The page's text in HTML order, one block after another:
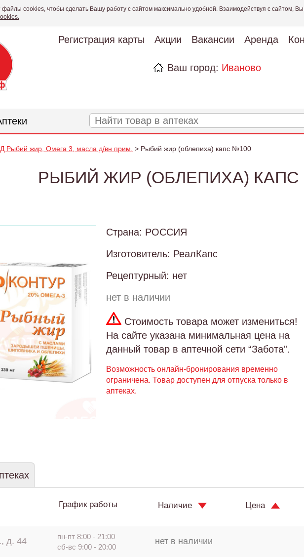
файлы cookies, чтобы сделать Вашу работу с сайтом максимально удобной. Взаимодействуя с сайтом,
Регистрация карты Акции Вакансии Аренда
Ваш город: Иваново
Рыбий жир, Омега 3, масла д/вн прим. > Рыбий жир (облепиха) капс №100
РЫБИЙ ЖИР (ОБЛЕПИХА) КАПС
Страна: РОССИЯ
Изготовитель: РеалКапс
Рецептурный: нет
нет в наличии
Стоимость товара может измениться!
На сайте указана минимальная цена на
данный товар в аптечной сети “Забота”.
Возможность онлайн-бронирования временно
ограничена. Товар доступен для отпуска только в
аптеках.
График работы Наличие Цена
д. 44
пн-пт 8:00 - 21:00
сб-вс 9:00 - 20:00
нет в наличии